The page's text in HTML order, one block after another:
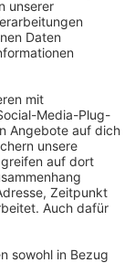
das
der Welt
gesetzt und
Zimmer
über die
geht es
die er
hat.
er auf einer
einfach auch
sagt Alle